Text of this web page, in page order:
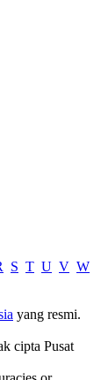
S T U V W
yang resmi.
cipta Pusat